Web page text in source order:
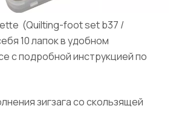
(Quilting-foot set b37 /
10 лапок в удобном
с подробной инструкцией по
зигзага со скользящей